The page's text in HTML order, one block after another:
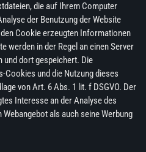
die auf Ihrem Computer
der Benutzung der Website
Cookie erzeugten Informationen
werden in der Regel an einen Server
und dort gespeichert. Die
Cookies und die Nutzung dieses
von Art. 6 Abs. 1 lit. f DSGVO. Der
Interesse an der Analyse des
als auch seine Werbung